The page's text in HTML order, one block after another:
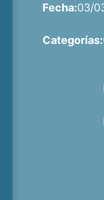
Fecha:03/
Categorías: